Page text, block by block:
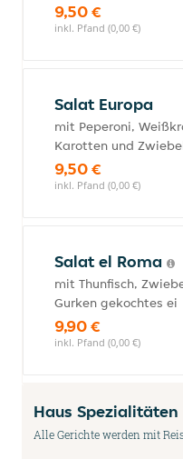
9,50 €
inkl. Pfand (0,00 €)
Salat Europa
mit Peperoni,
Karotten und
9,50 €
inkl. Pfand (0,00 €)
Salat el Roma
mit Thunfisch,
Gurken gekochtes ei
9,90 €
inkl. Pfand (0,00 €)
Haus Spezialitäten
Alle Gerichte werden mit